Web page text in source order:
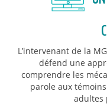
L’intervenant de la
défend une
comprendre les
parole aux
adultes